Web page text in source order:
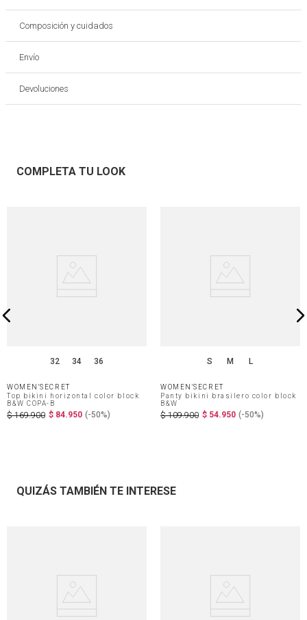
Composición y cuidados
Envío
Devoluciones
COMPLETA TU LOOK
32 34 36
WOMEN'SECRET
Top bikini horizontal color block
B&W COPA-B
$ 169.900 $ 84.950 (-50%)
S M L
WOMEN'SECRET
Panty bikini brasilero color block
B&W
$ 109.900 $ 54.950 (-50%)
QUIZÁS TAMBIÉN TE INTERESE